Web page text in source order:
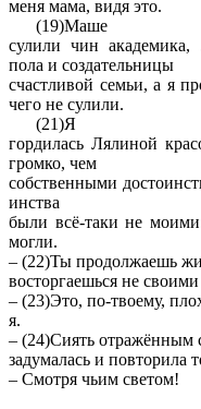
меня мама, видя это.
(19)Маше
су­ли­ли чин
пола и со­зда­тель­ни­цы
счаст­ли­вой семьи, а я
че­го не су­ли­ли.
(21)Я
гор­ди­лась Ля­ли­ной
гром­ко, чем
соб­ствен­ны­ми
ин­ства
были всё-таки не
могли.
– (22)Ты про­дол­жа­ешь
вос­тор­га­ешь­ся не
– (23)Это, по-тво­е­му,
я.
– (24)Сиять
за­ду­ма­лась и по­вто­ри­ла
– Смот­ря чьим све­том!